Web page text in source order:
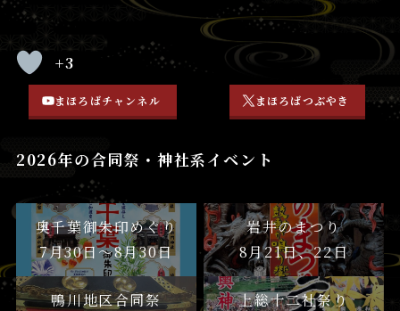
+3
まほろばチャンネル まほろばつぶやき
2026年の合同祭・神社系イベント
奥千葉御朱印めぐり
7月30日〜8月30日
岩井のまつり
8月21日、22日
鴨川地区合同祭
上総十二社祭り